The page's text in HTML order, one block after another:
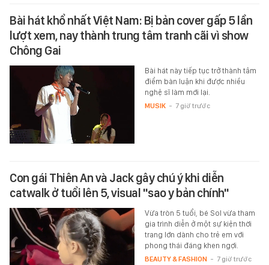
Bài hát khổ nhất Việt Nam: Bị bản cover gấp 5 lần
lượt xem, nay thành trung tâm tranh cãi vì show
Chông Gai
Bài hát này tiếp tục trở thành tâm
điểm bàn luận khi được nhiều
nghệ sĩ làm mới lại.
MUSIK - 7 giờ trước
Con gái Thiên An và Jack gây chú ý khi diễn
catwalk ở tuổi lên 5, visual "sao y bản chính"
Vừa tròn 5 tuổi, bé Sol vừa tham
gia trình diễn ở một sự kiện thời
trang lớn dành cho trẻ em với
phong thái đáng khen ngợi.
BEAUTY & FASHION - 7 giờ trước